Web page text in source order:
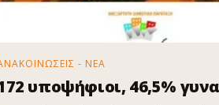
- ΝΕΑ
υποψήφιοι, 46,5%